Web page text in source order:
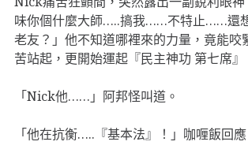
味你個什麼大師…..搞我……不特止……
老友？」他不知道哪裡來的力量，竟能咬
苦站起，更開始運起『民主神功 第七席』
「Nick他……」阿邦怪叫道。
「他在抗衡…..『基本法』！」咖喱飯回應